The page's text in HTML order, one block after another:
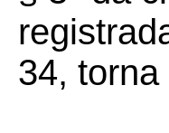
34, torna